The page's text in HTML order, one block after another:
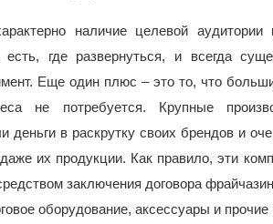
наличие целевой
где развернуться, и всегда
Еще один плюс – это то, что
не потребуется. Крупные
деньги в раскрутку своих брендов и
их продукции. Как правило, эти
заключения договора
оборудование, аксессуары и